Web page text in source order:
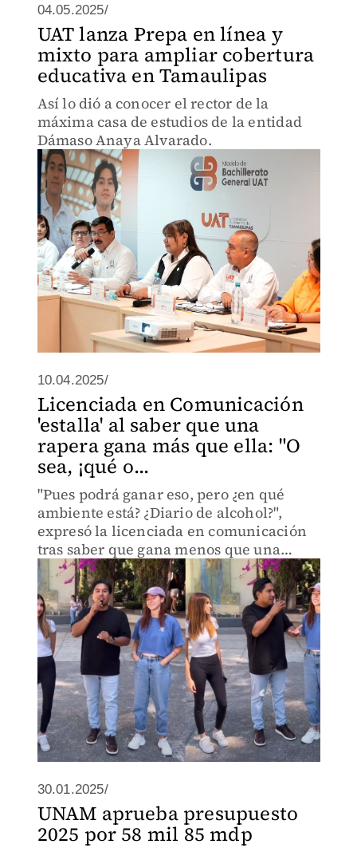
04.05.2025/
UAT lanza Prepa en línea y
mixto para ampliar cobertura
educativa en Tamaulipas
Así lo dió a conocer el rector de la
máxima casa de estudios de la entidad
Dámaso Anaya Alvarado.
10.04.2025/
Licenciada en Comunicación
'estalla' al saber que una
rapera gana más que ella: "O
sea, ¡qué o...
"Pues podrá ganar eso, pero ¿en qué
ambiente está? ¿Diario de alcohol?",
expresó la licenciada en comunicación
tras saber que gana menos que una
rapera.
30.01.2025/
UNAM aprueba presupuesto
2025 por 58 mil 85 mdp